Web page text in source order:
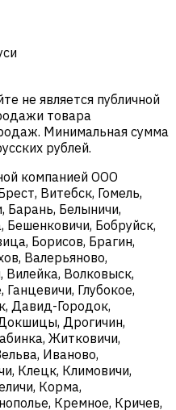
не является публичной
товара
Минимальная сумма
рублей.
компанией ООО
Витебск, Гомель,
Барань, Белыничи,
Бешенковичи, Бобруйск,
Борисов, Брагин,
Валерьяново,
Волковыск,
Глубокое,
Давид-Городок,
Дрогичин,
Житковичи,
Иваново,
Клецк, Климовичи,
Корма,
Кремное, Кричев,